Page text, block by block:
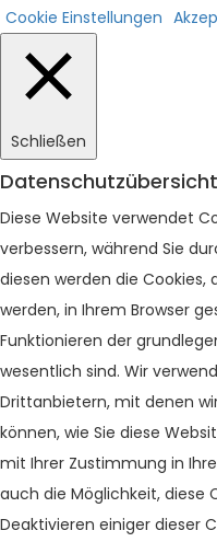
Cookie Einstellungen
Schließen
Datenschutzübersicht
Diese Website verwendet
verbessern, während Sie
diesen werden die
werden, in Ihrem Browser
Funktionieren der
wesentlich sind. Wir
Drittanbietern, mit denen
können, wie Sie diese
mit Ihrer Zustimmung in
auch die Möglichkeit, diese
Deaktivieren einiger dieser